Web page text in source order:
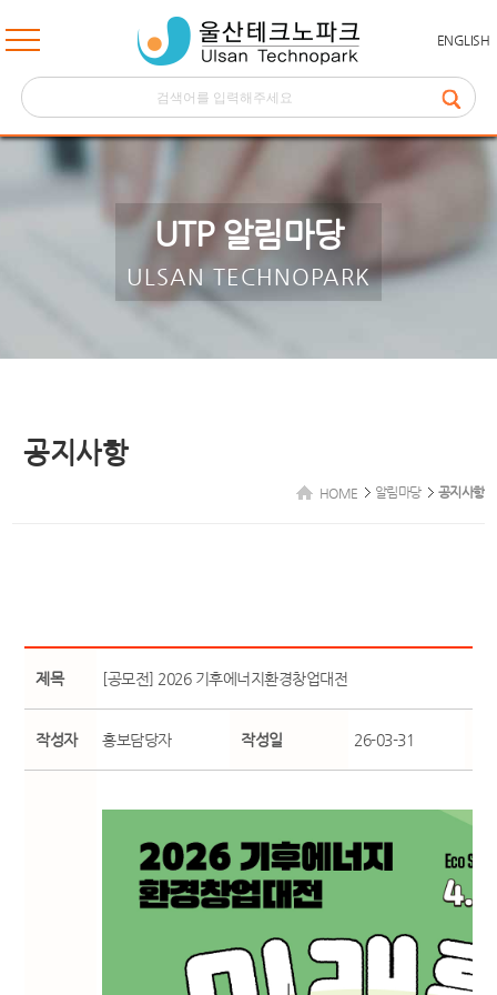
ENGLISH
UTP 알림마당
ULSAN TECHNOPARK
공지사항
HOME 알림마당 공지사항
제목 [공모전] 2026 기후에너지환경창업대전
작성자 홍보담당자 작성일 26-03-31